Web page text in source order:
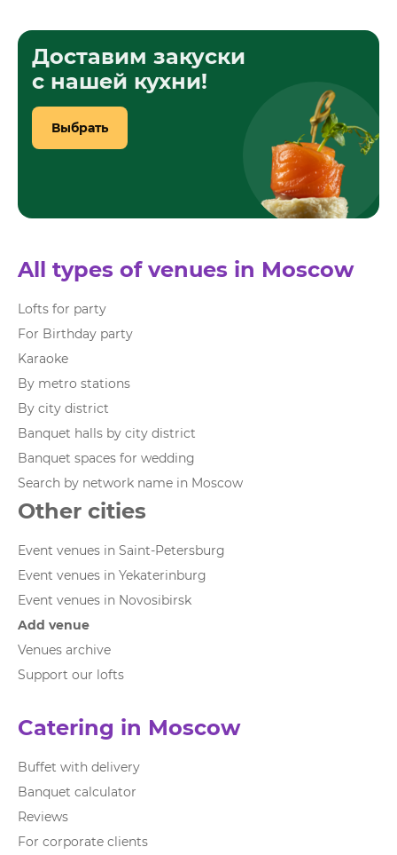
Доставим закуски
с нашей кухни!
Выбрать
All types of venues in Moscow
Lofts for party
For Birthday party
Karaoke
By metro stations
By city district
Banquet halls by city district
Banquet spaces for wedding
Search by network name in Moscow
Other cities
Event venues in Saint-Petersburg
Event venues in Yekaterinburg
Event venues in Novosibirsk
Add venue
Venues archive
Support our lofts
Catering in Moscow
Buffet with delivery
Banquet calculator
Reviews
For corporate clients